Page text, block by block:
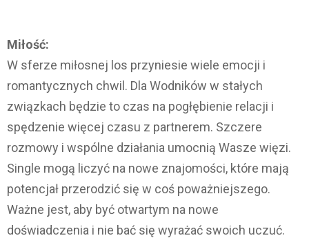
Miłość:
W sferze miłosnej los przyniesie wiele emocji i
romantycznych chwil. Dla Wodników w stałych
związkach będzie to czas na pogłębienie relacji i
spędzenie więcej czasu z partnerem. Szczere
rozmowy i wspólne działania umocnią Wasze więzi.
Single mogą liczyć na nowe znajomości, które mają
potencjał przerodzić się w coś poważniejszego.
Ważne jest, aby być otwartym na nowe
doświadczenia i nie bać się wyrażać swoich uczuć.